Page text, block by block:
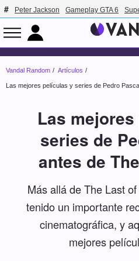
Peter Jackson Gameplay GTA 6
Vandal Random Artículos
Las mejores películas y series de Pedro
Las
series de
antes de
Más allá de The Last
tenido un importante
cinematográfica, y
mejores